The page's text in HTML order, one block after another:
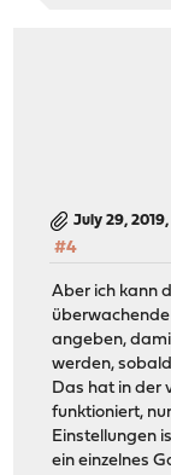
July 29,
#4
Aber ich kann
angeben,
werden,
Das hat in der
funktioniert,
Einstellungen
ein einzelnes